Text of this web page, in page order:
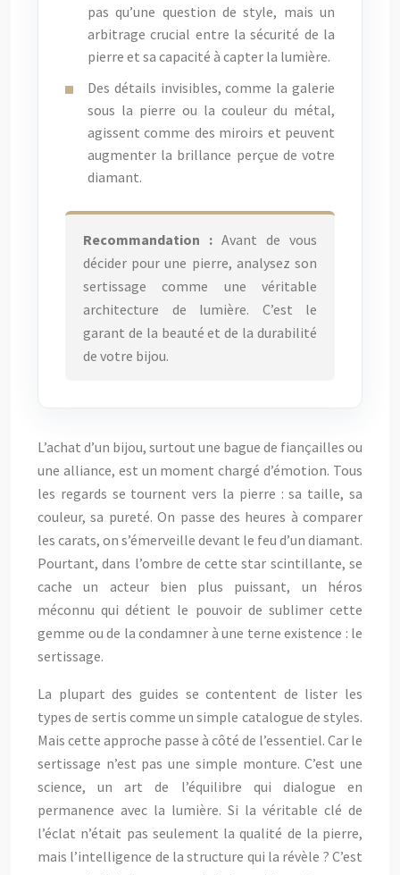
pas qu’une question de style, mais un
arbitrage crucial entre la sécurité de la
pierre et sa capacité à capter la lumière.
Des détails invisibles, comme la galerie
sous la pierre ou la couleur du métal,
agissent comme des miroirs et peuvent
augmenter la brillance perçue de votre
diamant.
Recommandation : Avant de vous
décider pour une pierre, analysez son
sertissage comme une véritable
architecture de lumière. C’est le
garant de la beauté et de la durabilité
de votre bijou.
L’achat d’un bijou, surtout une bague de fiançailles ou
une alliance, est un moment chargé d’émotion. Tous
les regards se tournent vers la pierre : sa taille, sa
couleur, sa pureté. On passe des heures à comparer
les carats, on s’émerveille devant le feu d’un diamant.
Pourtant, dans l’ombre de cette star scintillante, se
cache un acteur bien plus puissant, un héros
méconnu qui détient le pouvoir de sublimer cette
gemme ou de la condamner à une terne existence : le
sertissage.
La plupart des guides se contentent de lister les
types de sertis comme un simple catalogue de styles.
Mais cette approche passe à côté de l’essentiel. Car le
sertissage n’est pas une simple monture. C’est une
science, un art de l’équilibre qui dialogue en
permanence avec la lumière. Si la véritable clé de
l’éclat n’était pas seulement la qualité de la pierre,
mais l’intelligence de la structure qui la révèle ? C’est